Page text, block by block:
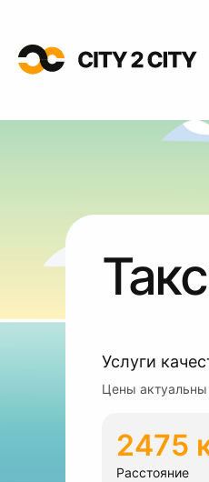
Услуги
Цены актуальны
2475
Расстояние